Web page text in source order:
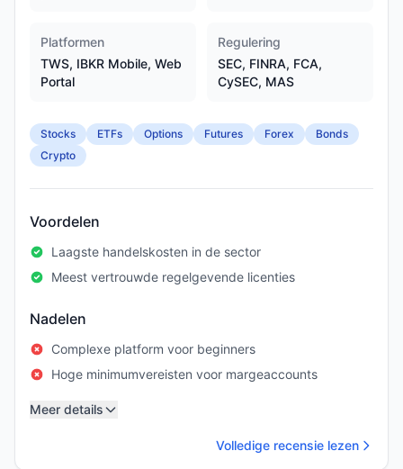
Platformen
TWS, IBKR Mobile, Web
Portal
Regulering
SEC, FINRA, FCA,
CySEC, MAS
Stocks ETFs Options Futures Forex
Bonds
Crypto
Voordelen
Laagste handelskosten in de sector
Meest vertrouwde regelgevende licenties
Nadelen
Complexe platform voor beginners
Hoge minimumvereisten voor margeaccounts
Meer details
Volledige recensie lezen